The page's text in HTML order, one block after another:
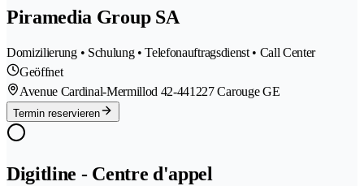
Piramedia Group SA
Domizilierung • Schulung • Telefonauftragsdienst • Call Center
Geöffnet
Avenue Cardinal-Mermillod 42-441227 Carouge GE
Termin reservieren
Digitline - Centre d'appel